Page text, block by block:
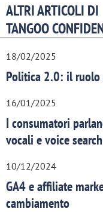
ALTRI ARTICOLI DI
TANGOO
18/02/2025
Politica 2.0: il ruolo
16/01/2025
I consumatori
vocali e voice search
10/12/2024
GA4 e affiliate
cambiamento